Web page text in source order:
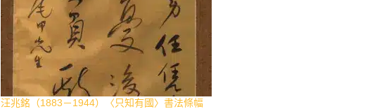
汪兆銘（1883－1944）〈只知有國〉書法條幅